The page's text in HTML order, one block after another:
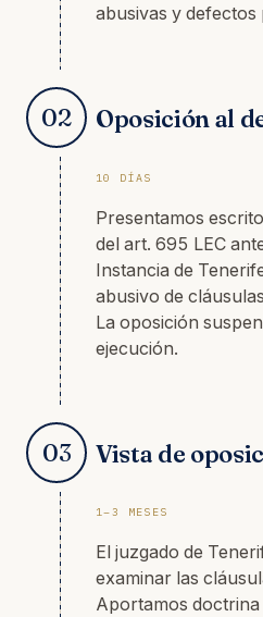
abusivas y defectos
02 Oposición al
10 DÍAS
Presentamos
del art. 695 LEC
Instancia de
abusivo de
La oposición
ejecución.
03 Vista de
1–3 MESES
El juzgado de
examinar las
Aportamos